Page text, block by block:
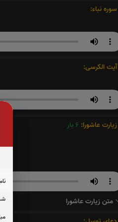
سوره نباء:
آیت الکرسی:
زیارت عاشورا: 6 بار
متن زیارت عاشورا